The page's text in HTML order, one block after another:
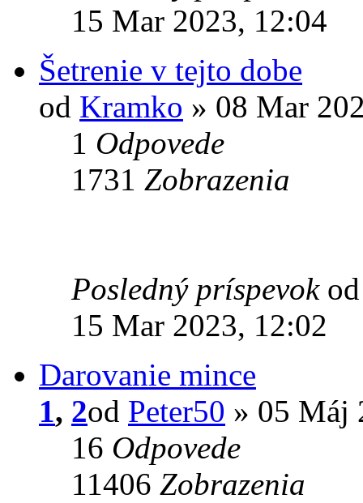
15 Mar 2023, 12:04
Šetrenie v tejto dobe
od Kramko » 08 Mar
1 Odpovede
1731 Zobrazenia
Posledný príspevok
15 Mar 2023, 12:02
Darovanie mince
1, 2od Peter50 » 05 Máj
16 Odpovede
11406 Zobrazenia